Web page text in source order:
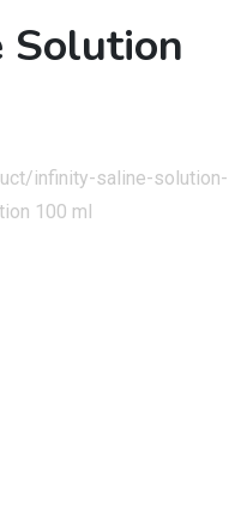
Solution
infinity-saline-solution-
100 ml